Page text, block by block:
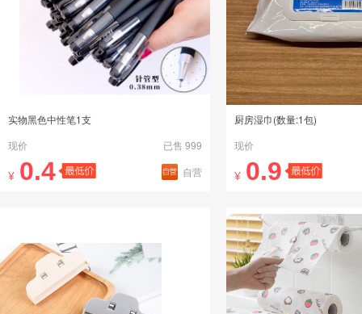
实物黑色中性笔1支
现价
已售 999
¥ 0.4 自营
厨房湿巾(数量:1包)
现价
¥ 0.9